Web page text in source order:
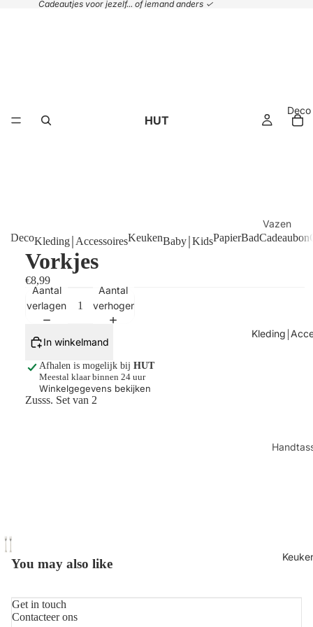
Cadeautjes voor jezelf... of iemand anders ✓
HUT
Deco
Vazen
Plaids &
Tafels
Kleding￨
Shop
DecoKleding￨AccessoiresKeukenBaby￨KidsPapierBadCadeaubon
Vorkjes
€8,99
Aantal
verlagen
Aantal
verhogen
In winkelmand
Afhalen is mogelijk bij HUT
Meestal klaar binnen 24 uur
Winkelgegevens bekijken
Zusss. Set van 2
You may also like
Get in touch
Contacteer ons